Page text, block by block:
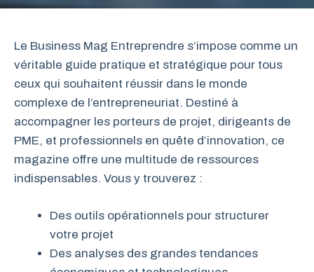
Le Business Mag Entreprendre s’impose comme un
véritable guide pratique et stratégique pour tous
ceux qui souhaitent réussir dans le monde
complexe de l’entrepreneuriat. Destiné à
accompagner les porteurs de projet, dirigeants de
PME, et professionnels en quête d’innovation, ce
magazine offre une multitude de ressources
indispensables. Vous y trouverez :
Des outils opérationnels pour structurer
votre projet
Des analyses des grandes tendances